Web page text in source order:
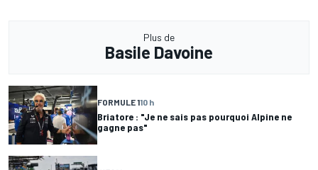
Plus de
Basile Davoine
FORMULE 110 h
Briatore : "Je ne sais pas pourquoi Alpine ne
gagne pas"